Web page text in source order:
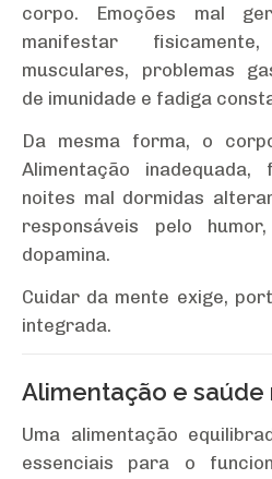
corpo. Emoções mal
manifestar
musculares, problemas
de imunidade e fadiga
Da mesma forma, o
Alimentação
noites mal dormidas
responsáveis pelo
dopamina.
Cuidar da mente exige,
integrada.
Alimentação e saúde
Uma alimentação
essenciais para o